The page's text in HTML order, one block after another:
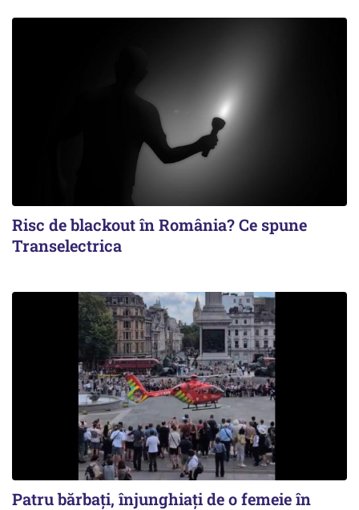
Risc de blackout în România? Ce spune
Transelectrica
Patru bărbați, înjunghiați de o femeie în